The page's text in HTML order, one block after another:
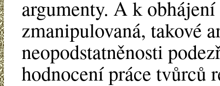
argumenty. A k
zmanipulovaná, takové
neopodstatněnosti
hodnocení práce tvůrců